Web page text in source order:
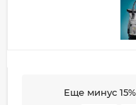
Еще минус
списываться
Подробнее